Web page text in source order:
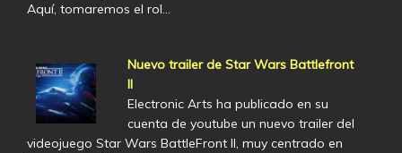
Aquí, tomaremos el rol…
Nuevo trailer de Star Wars Battlefront
II
Electronic Arts ha publicado en su
cuenta de youtube un nuevo trailer del
videojuego Star Wars BattleFront II, muy centrado en